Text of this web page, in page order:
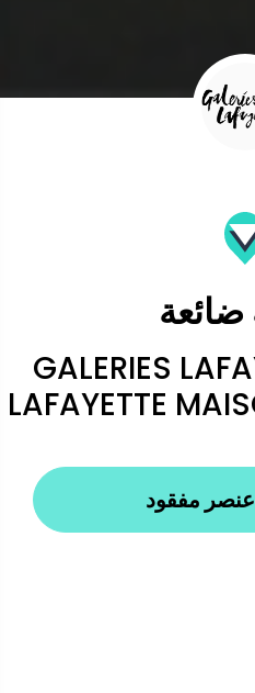
ضائعة
GALERIES
LAFAYETTE
عنصر مفقود